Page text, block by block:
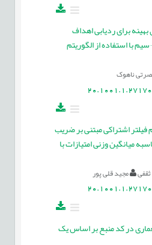
برای ردیابی اهداف
با استفاده از الگوریتم
ناهوک
اشتراکی مبتنی بر ضریب
میانگین وزنی امتیازات با
مجید قلی پور
در کد منبع بر اساس یک